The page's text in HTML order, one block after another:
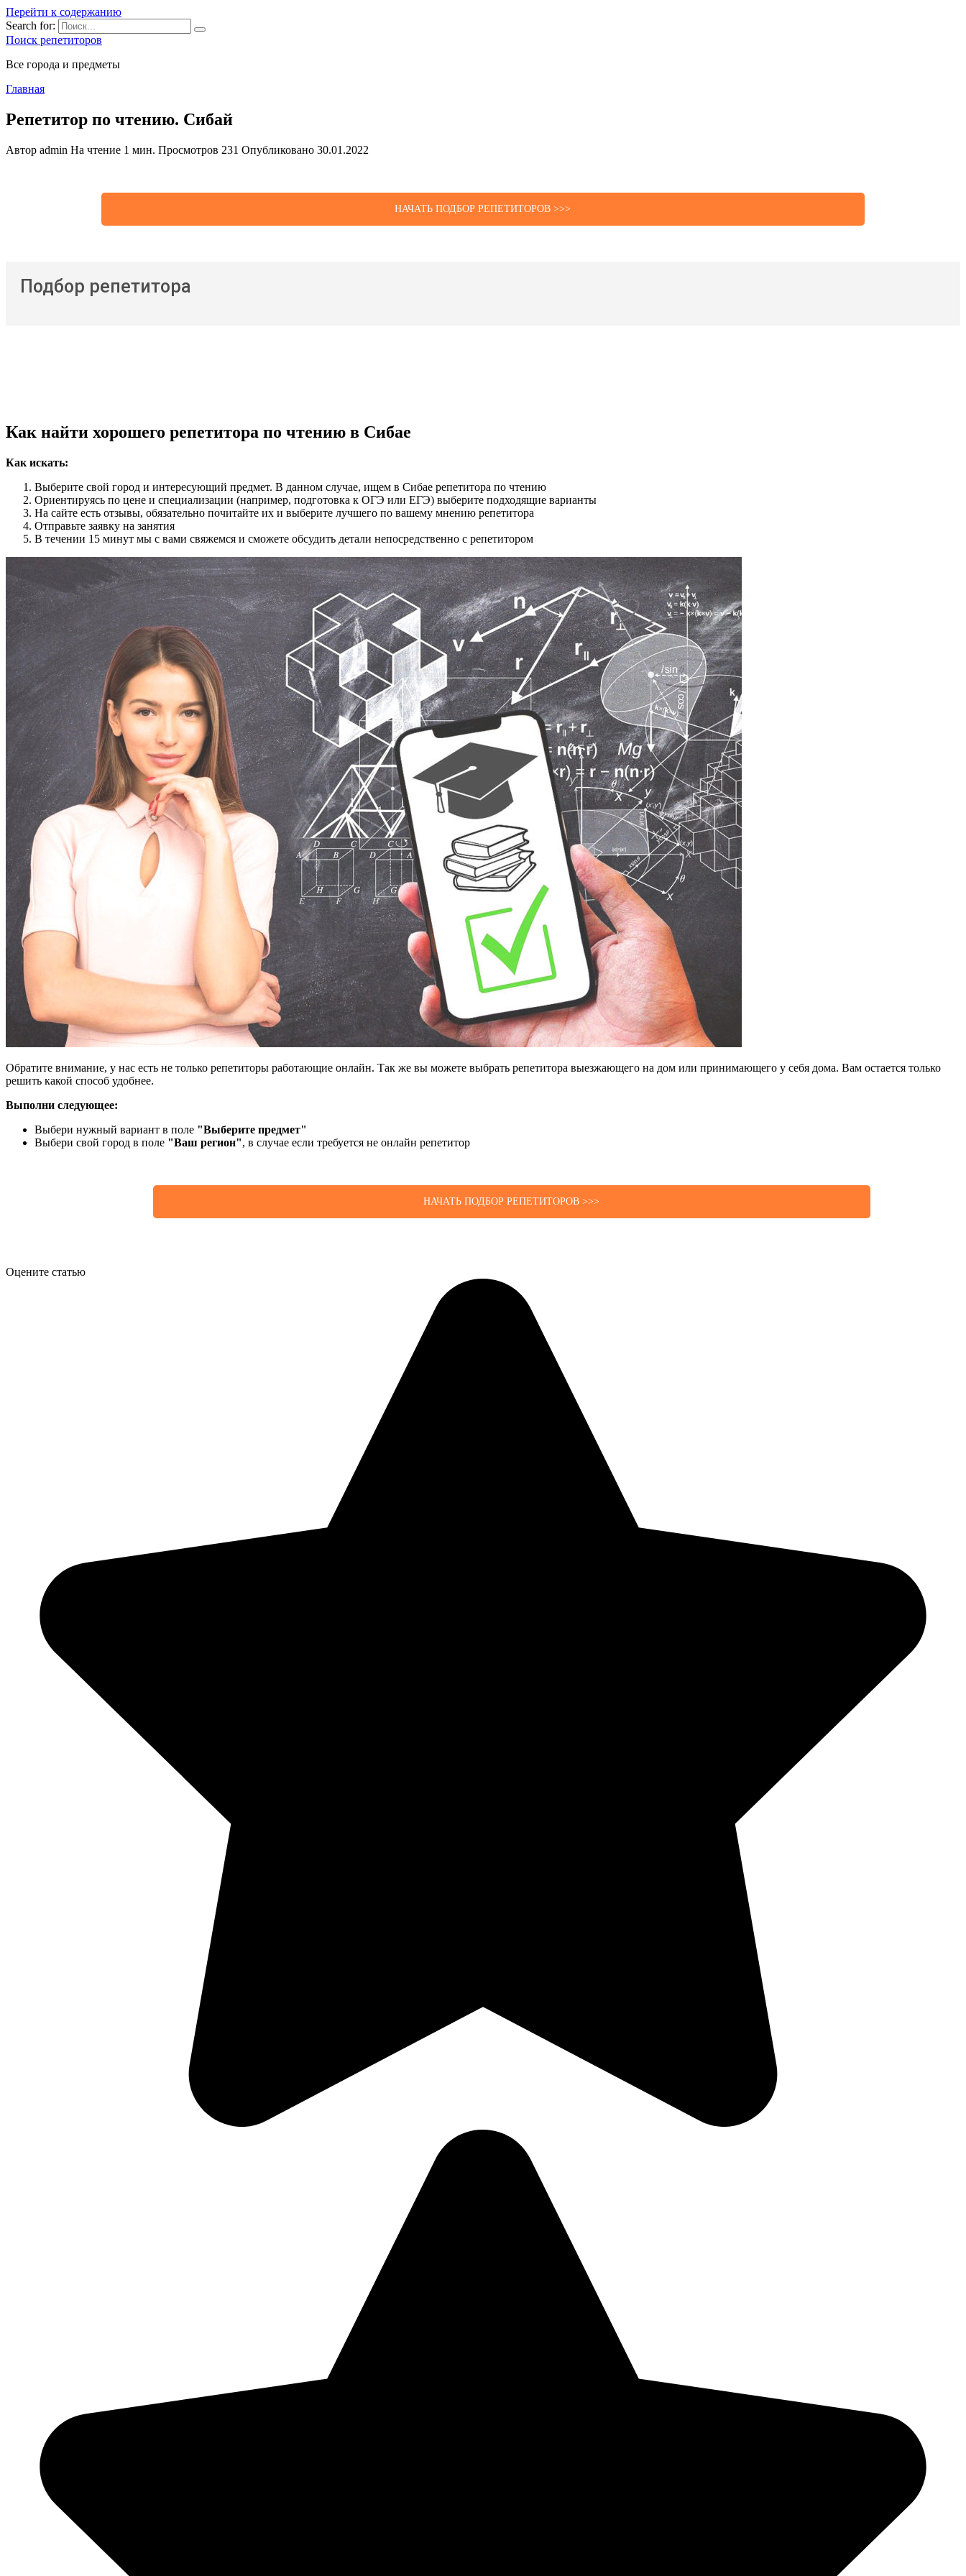
Перейти к содержанию
Search for:
Поиск репетиторов
Все города и предметы
Главная
Репетитор по чтению. Сибай
Автор admin На чтение 1 мин. Просмотров 231 Опубликовано 30.01.2022
НАЧАТЬ ПОДБОР РЕПЕТИТОРОВ >>>
Подбор репетитора
Как найти хорошего репетитора по чтению в Сибае
Как искать:
Выберите свой город и интересующий предмет. В данном случае, ищем в Сибае репетитора по чтению
Ориентируясь по цене и специализации (например, подготовка к ОГЭ или ЕГЭ) выберите подходящие варианты
На сайте есть отзывы, обязательно почитайте их и выберите лучшего по вашему мнению репетитора
Отправьте заявку на занятия
В течении 15 минут мы с вами свяжемся и сможете обсудить детали непосредственно с репетитором
Обратите внимание, у нас есть не только репетиторы работающие онлайн. Так же вы можете выбрать репетитора выезжающего на дом или принимающего у себя дома. Вам остается только
решить какой способ удобнее.
Выполни следующее:
Выбери нужный вариант в поле "Выберите предмет"
Выбери свой город в поле "Ваш регион", в случае если требуется не онлайн репетитор
НАЧАТЬ ПОДБОР РЕПЕТИТОРОВ >>>
Оцените статью